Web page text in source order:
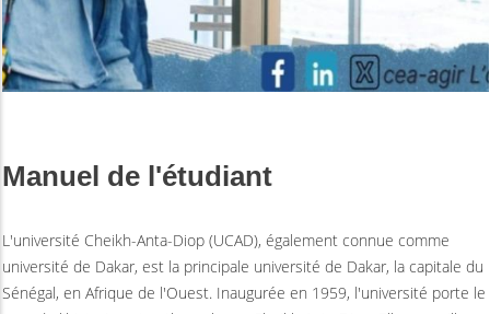
Manuel de l'étudiant
L'université Cheikh-Anta-Diop (UCAD), également connue comme
université de Dakar, est la principale université de Dakar, la capitale du
Sénégal, en Afrique de l'Ouest. Inaugurée en 1959, l'université porte le